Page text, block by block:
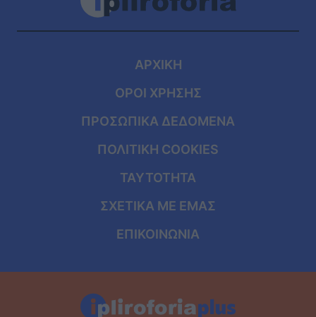
ΑΡΧΙΚΗ
ΟΡΟΙ ΧΡΗΣΗΣ
ΠΡΟΣΩΠΙΚΑ ΔΕΔΟΜΕΝΑ
ΠΟΛΙΤΙΚΗ COOKIES
ΤΑΥΤΟΤΗΤΑ
ΣΧΕΤΙΚΑ ΜΕ ΕΜΑΣ
ΕΠΙΚΟΙΝΩΝΙΑ